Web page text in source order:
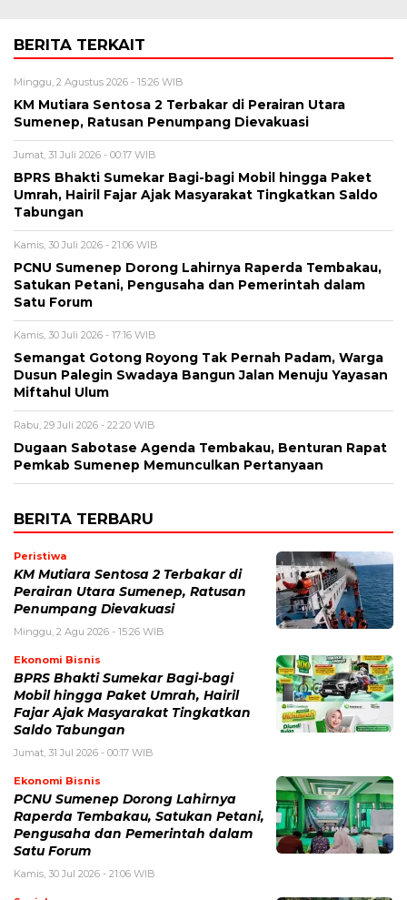
BERITA TERKAIT
Minggu, 2 Agustus 2026 - 15:26 WIB
KM Mutiara Sentosa 2 Terbakar di Perairan Utara
Sumenep, Ratusan Penumpang Dievakuasi
Jumat, 31 Juli 2026 - 00:17 WIB
BPRS Bhakti Sumekar Bagi-bagi Mobil hingga Paket
Umrah, Hairil Fajar Ajak Masyarakat Tingkatkan Saldo
Tabungan
Kamis, 30 Juli 2026 - 21:06 WIB
PCNU Sumenep Dorong Lahirnya Raperda Tembakau,
Satukan Petani, Pengusaha dan Pemerintah dalam
Satu Forum
Kamis, 30 Juli 2026 - 17:16 WIB
Semangat Gotong Royong Tak Pernah Padam, Warga
Dusun Palegin Swadaya Bangun Jalan Menuju Yayasan
Miftahul Ulum
Rabu, 29 Juli 2026 - 22:20 WIB
Dugaan Sabotase Agenda Tembakau, Benturan Rapat
Pemkab Sumenep Memunculkan Pertanyaan
BERITA TERBARU
Peristiwa
KM Mutiara Sentosa 2 Terbakar di
Perairan Utara Sumenep, Ratusan
Penumpang Dievakuasi
Minggu, 2 Agu 2026 - 15:26 WIB
Ekonomi Bisnis
BPRS Bhakti Sumekar Bagi-bagi
Mobil hingga Paket Umrah, Hairil
Fajar Ajak Masyarakat Tingkatkan
Saldo Tabungan
Jumat, 31 Jul 2026 - 00:17 WIB
Ekonomi Bisnis
PCNU Sumenep Dorong Lahirnya
Raperda Tembakau, Satukan Petani,
Pengusaha dan Pemerintah dalam
Satu Forum
Kamis, 30 Jul 2026 - 21:06 WIB